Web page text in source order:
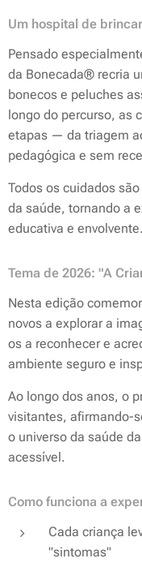
Um hospital de
Pensado
da Bonecada® recria
bonecos e peluches
longo do percurso, as
etapas — da triagem
pedagógica e sem
Todos os cuidados
da saúde, tornando a
educativa e envolvente.
Tema de 2026: "A
Nesta edição
novos a explorar a
os a reconhecer e
ambiente seguro e
Ao longo dos anos, o
visitantes, afirmando-
o universo da saúde
acessível.
Como funciona a
Cada criança
"sintomas"